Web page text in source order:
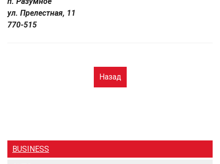
ул. Прелестная, 11
770-515
Назад
BUSINESS